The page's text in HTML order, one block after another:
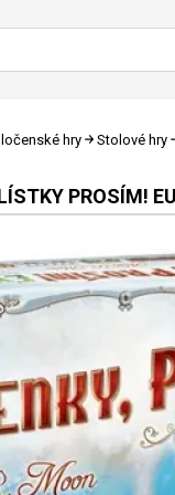
hry Stolové hry
PROSÍM!